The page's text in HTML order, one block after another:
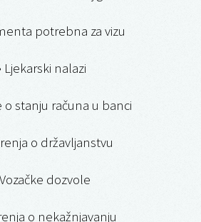
potrebna za vizu
Ljekarski nalazi
o stanju računa u banci
o državljanstvu
dozvole
o nekažnjavanju